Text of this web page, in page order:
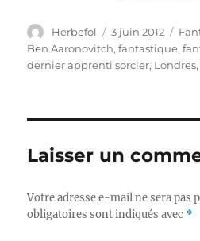
Auteur
Herbefol
Publié
le
3 juin 2012
Ben Aaronovitch,fantastique,
dernier apprenti sorcier, Londres
Laisser un
Votre adresse e-mail ne sera pas
obligatoires sont indiqués avec *